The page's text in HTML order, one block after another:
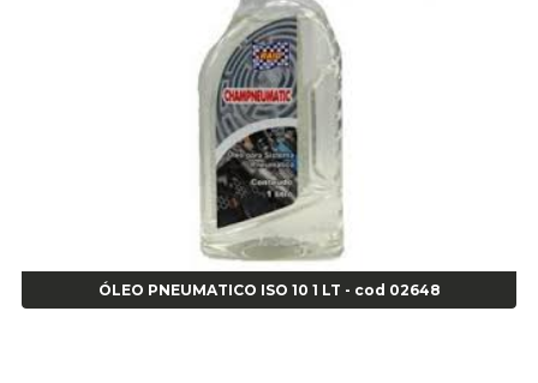
Alicate para Anéis Externos com Bico Curvo - Gedore A21 - Cod 00895
Alicate para Anéis Internos Bico Curvo - Gedore J21 - Cod 00893
Alicate para Anéis Tipo Trava Câmbio 8134 Gedore - Cod 02008
Alicate para Balanceamento - Cod 03078
Alicate para trava de cambio 398 11" - Corneta - Cod 03113
Alicate Universal - Cod 01718
Alicate Universal 8" Gedore - Cod 00133
Anel Centralizador Fiat 4 pçs - Amarelo - Cod 00517
ÓLEO PNEUMATICO ISO 10 1 LT - cod 02648